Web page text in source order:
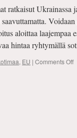
ratkaisut Ukrainassa
aloittaa laajempaa
hintaa ryhtymällä
, EU | Comments Offon